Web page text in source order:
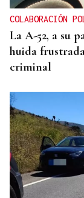
COLABORACIÓN
La A-52, a su
huida
criminal